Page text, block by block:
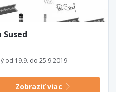
Sused
od 19.9. do 25.9.2019
Zobraziť viac